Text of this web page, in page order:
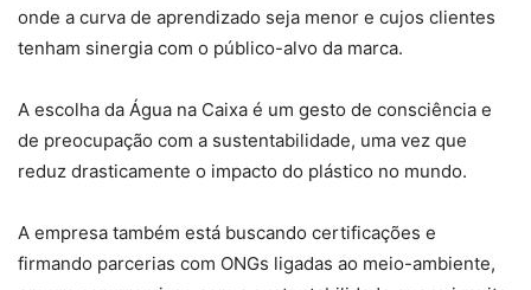
onde a curva de aprendizado seja menor e cujos clientes
tenham sinergia com o público-alvo da marca.
A escolha da Água na Caixa é um gesto de consciência e
de preocupação com a sustentabilidade, uma vez que
reduz drasticamente o impacto do plástico no mundo.
A empresa também está buscando certificações e
firmando parcerias com ONGs ligadas ao meio-ambiente,